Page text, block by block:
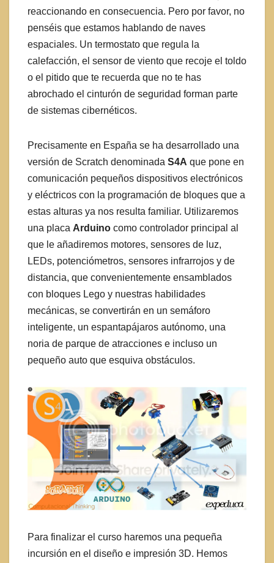
reaccionando en consecuencia. Pero por favor, no
penséis que estamos hablando de naves
espaciales. Un termostato que regula la
calefacción, el sensor de viento que recoje el toldo
o el pitido que te recuerda que no te has
abrochado el cinturón de seguridad forman parte
de sistemas cibernéticos.
Precisamente en España se ha desarrollado una
versión de Scratch denominada S4A que pone en
comunicación pequeños dispositivos electrónicos
y eléctricos con la programación de bloques que a
estas alturas ya nos resulta familiar. Utilizaremos
una placa Arduino como controlador principal al
que le añadiremos motores, sensores de luz,
LEDs, potenciómetros, sensores infrarrojos y de
distancia, que convenientemente ensamblados
con bloques Lego y nuestras habilidades
mecánicas, se convertirán en un semáforo
inteligente, un espantapájaros autónomo, una
noria de parque de atracciones e incluso un
pequeño auto que esquiva obstáculos.
Para finalizar el curso haremos una pequeña
incursión en el diseño e impresión 3D. Hemos